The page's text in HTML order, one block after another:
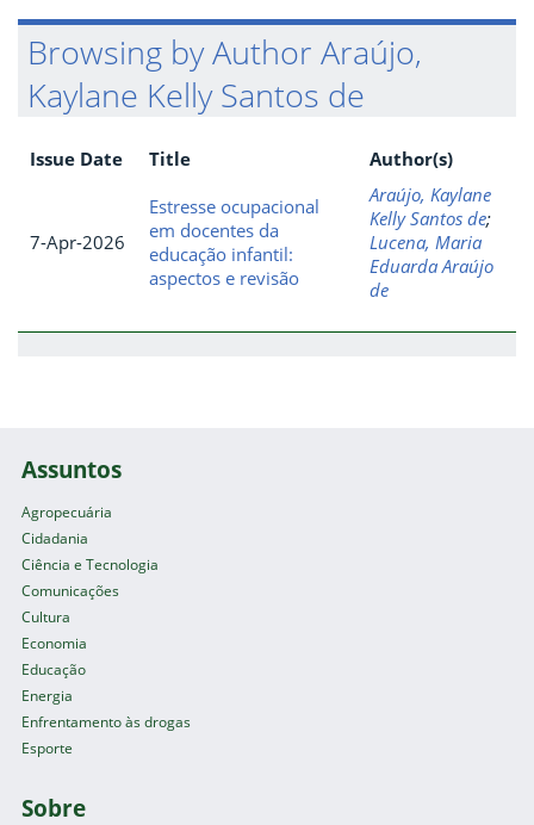
Browsing by Author Araújo,
Kaylane Kelly Santos de
Issue Date Title Author(s)
7-Apr-2026
Estresse ocupacional
em docentes da
educação infantil:
aspectos e revisão
Araújo, Kaylane
Kelly Santos de;
Lucena, Maria
Eduarda Araújo
de
Assuntos
Agropecuária
Cidadania
Ciência e Tecnologia
Comunicações
Cultura
Economia
Educação
Energia
Enfrentamento às drogas
Esporte
Sobre